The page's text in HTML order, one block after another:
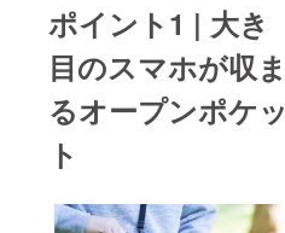
ポイント1 | 大き
目のスマホが収ま
るオープンポケッ
ト